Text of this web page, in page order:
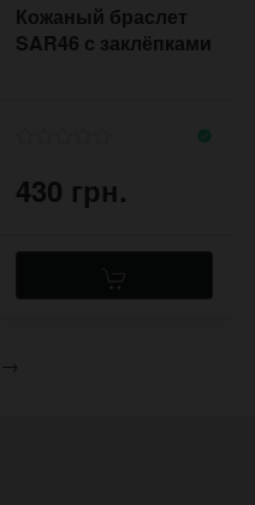
Кожаный браслет
SAR46 с заклёпками
430 грн.
→